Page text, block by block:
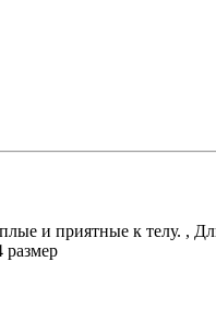
и приятные к телу. ,